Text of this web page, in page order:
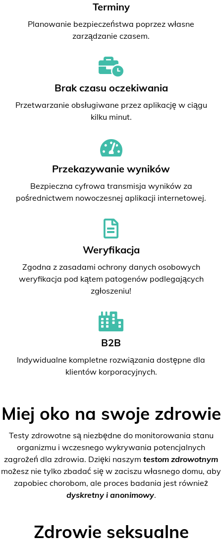
Terminy
Planowanie bezpieczeństwa poprzez własne
zarządzanie czasem.
Brak czasu oczekiwania
Przetwarzanie obsługiwane przez aplikację w ciągu
kilku minut.
Przekazywanie wyników
Bezpieczna cyfrowa transmisja wyników za
pośrednictwem nowoczesnej aplikacji internetowej.
Weryfikacja
Zgodna z zasadami ochrony danych osobowych
weryfikacja pod kątem patogenów podlegających
zgłoszeniu!
B2B
Indywidualne kompletne rozwiązania dostępne dla
klientów korporacyjnych.
Miej oko na swoje zdrowie
Testy zdrowotne są niezbędne do monitorowania stanu
organizmu i wczesnego wykrywania potencjalnych
zagrożeń dla zdrowia. Dzięki naszym testom zdrowotnym
możesz nie tylko zbadać się w zaciszu własnego domu, aby
zapobiec chorobom, ale proces badania jest również
dyskretny i anonimowy.
Zdrowie seksualne